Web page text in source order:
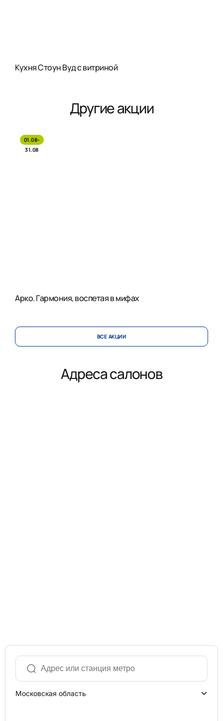
Кухня Стоун Вуд с витриной
Другие акции
01.08-
31.08
Арко. Гармония, воспетая в мифах
ВСЕ АКЦИИ
Адреса салонов
Московская область